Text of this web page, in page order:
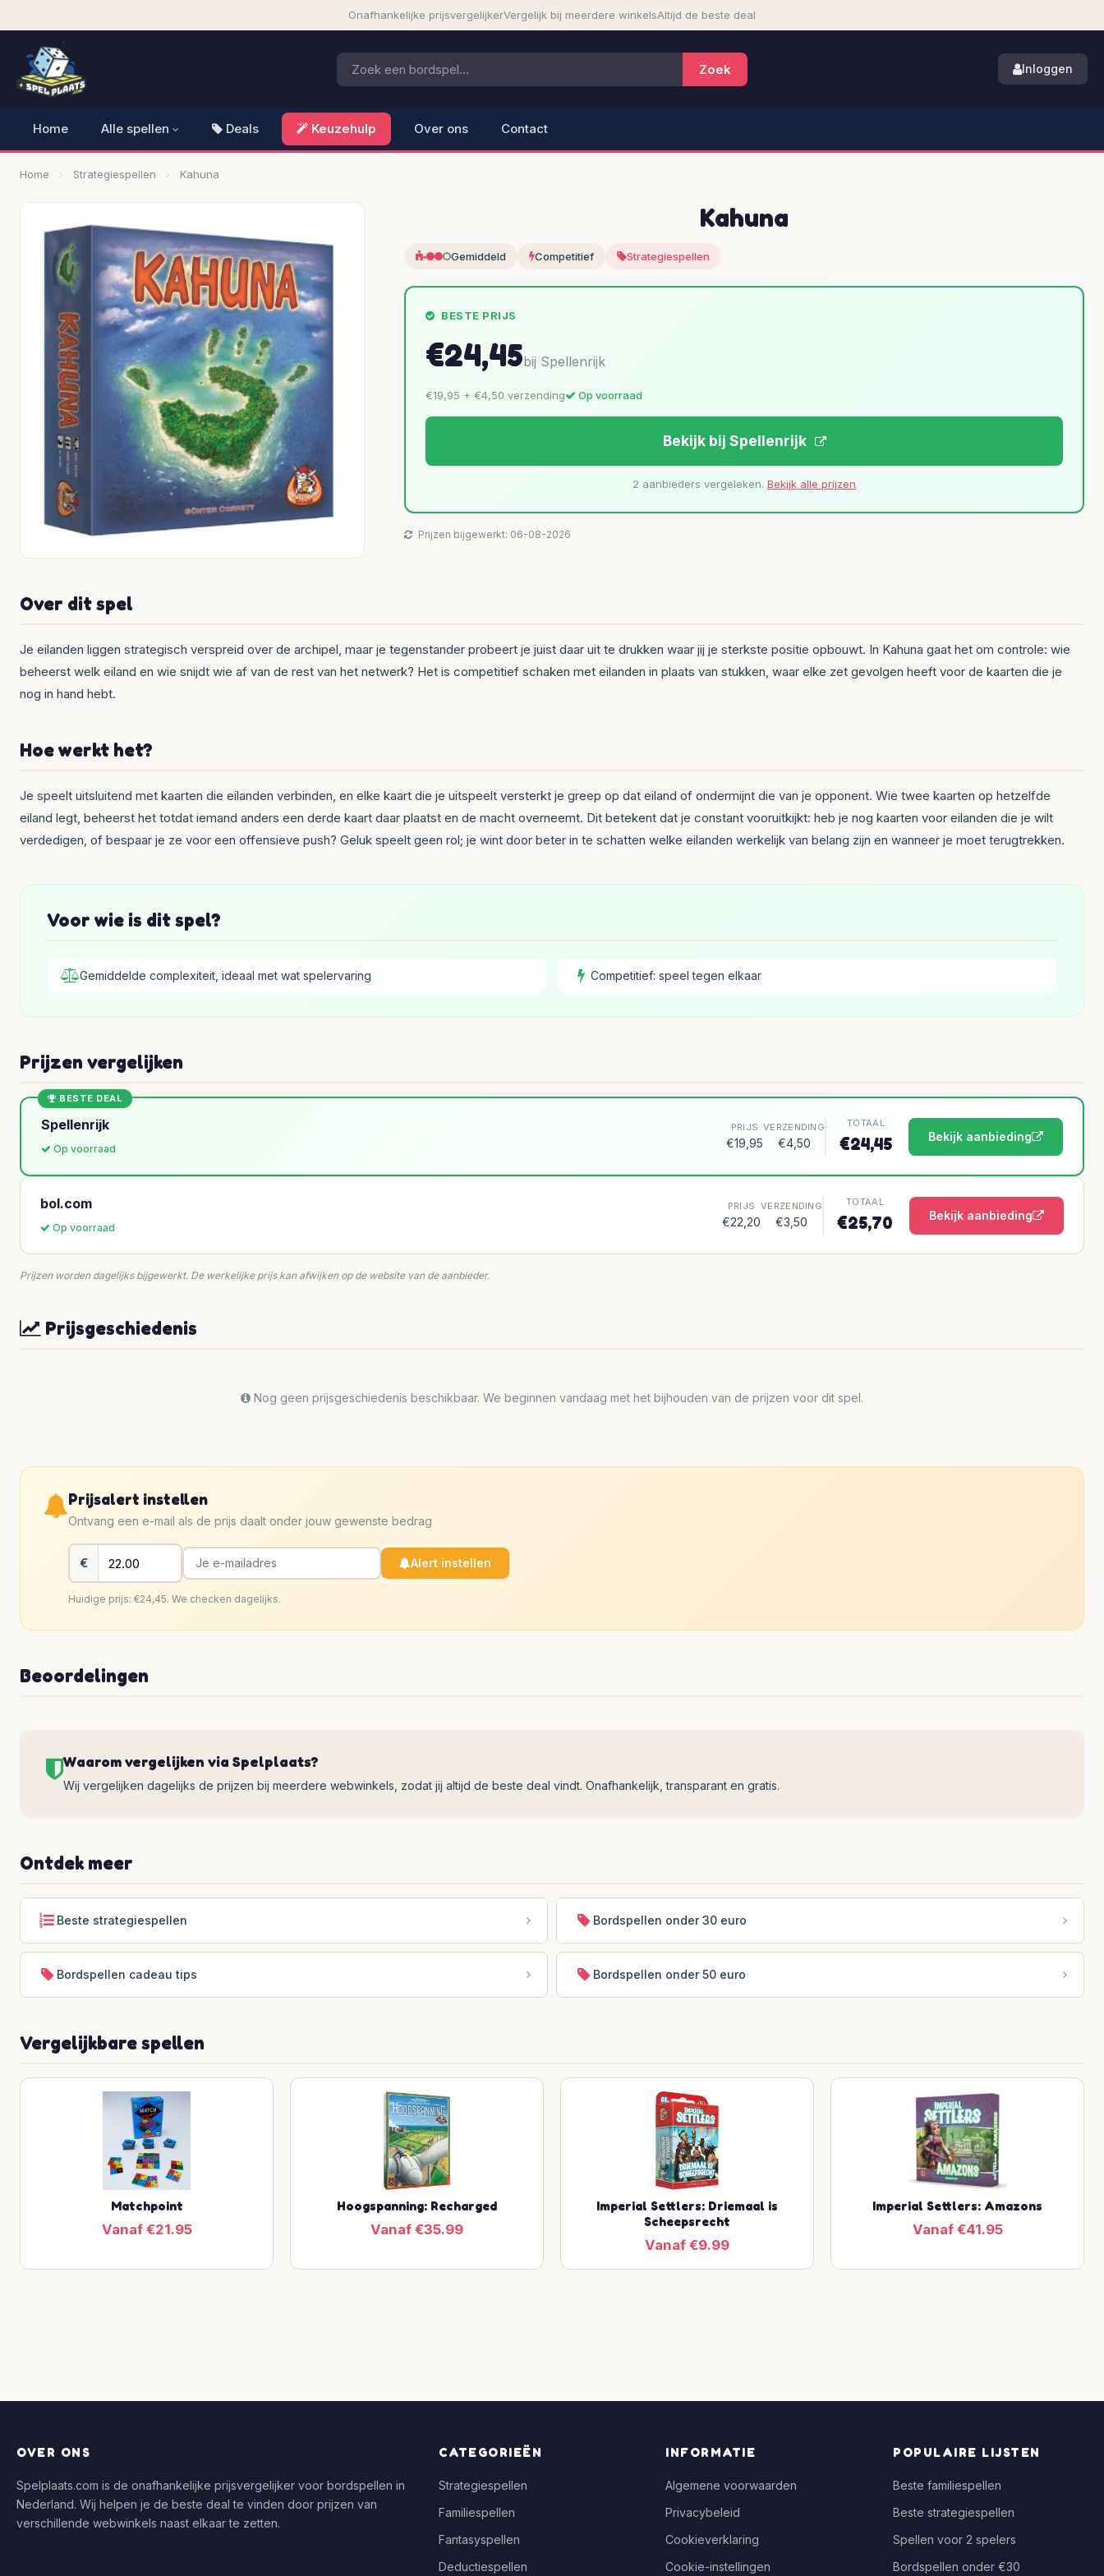
Onafhankelijke prijsvergelijkerVergelijk bij meerdere winkelsAltijd de beste deal
Inloggen
Home Alle spellen Deals Keuzehulp Over ons Contact
Home Strategiespellen Kahuna
Kahuna
Gemiddeld Competitief Strategiespellen
BESTE PRIJS
€24,45bij Spellenrijk
€19,95 + €4,50 verzending Op voorraad
Bekijk bij Spellenrijk
2 aanbieders vergeleken. Bekijk alle prijzen
Prijzen bijgewerkt: 06-08-2026
Over dit spel
Je eilanden liggen strategisch verspreid over de archipel, maar je tegenstander probeert je juist daar uit te drukken waar jij je sterkste positie opbouwt. In Kahuna gaat het om controle: wie
beheerst welk eiland en wie snijdt wie af van de rest van het netwerk? Het is competitief schaken met eilanden in plaats van stukken, waar elke zet gevolgen heeft voor de kaarten die je
nog in hand hebt.
Hoe werkt het?
Je speelt uitsluitend met kaarten die eilanden verbinden, en elke kaart die je uitspeelt versterkt je greep op dat eiland of ondermijnt die van je opponent. Wie twee kaarten op hetzelfde
eiland legt, beheerst het totdat iemand anders een derde kaart daar plaatst en de macht overneemt. Dit betekent dat je constant vooruitkijkt: heb je nog kaarten voor eilanden die je wilt
verdedigen, of bespaar je ze voor een offensieve push? Geluk speelt geen rol; je wint door beter in te schatten welke eilanden werkelijk van belang zijn en wanneer je moet terugtrekken.
Voor wie is dit spel?
Gemiddelde complexiteit, ideaal met wat spelervaring Competitief: speel tegen elkaar
Prijzen vergelijken
BESTE DEAL
Spellenrijk
Op voorraad
PRIJS
€19,95
VERZENDING
€4,50
TOTAAL
€24,45 Bekijk aanbieding
bol.com
Op voorraad
PRIJS
€22,20
VERZENDING
€3,50
TOTAAL
€25,70 Bekijk aanbieding
Prijzen worden dagelijks bijgewerkt. De werkelijke prijs kan afwijken op de website van de aanbieder.
Prijsgeschiedenis
Nog geen prijsgeschiedenis beschikbaar. We beginnen vandaag met het bijhouden van de prijzen voor dit spel.
Prijsalert instellen
Ontvang een e-mail als de prijs daalt onder jouw gewenste bedrag
€ Alert instellen
Huidige prijs: €24,45. We checken dagelijks.
Beoordelingen
Waarom vergelijken via Spelplaats?
Wij vergelijken dagelijks de prijzen bij meerdere webwinkels, zodat jij altijd de beste deal vindt. Onafhankelijk, transparant en gratis.
Ontdek meer
Beste strategiespellen Bordspellen onder 30 euro
Bordspellen cadeau tips Bordspellen onder 50 euro
Vergelijkbare spellen
Matchpoint
Vanaf €21.95
Hoogspanning: Recharged
Vanaf €35.99
Imperial Settlers: Driemaal is
Scheepsrecht
Vanaf €9.99
Imperial Settlers: Amazons
Vanaf €41.95
OVER ONS
Spelplaats.com is de onafhankelijke prijsvergelijker voor bordspellen in
Nederland. Wij helpen je de beste deal te vinden door prijzen van
verschillende webwinkels naast elkaar te zetten.
CATEGORIEËN
Strategiespellen
Familiespellen
Fantasyspellen
Deductiespellen
INFORMATIE
Algemene voorwaarden
Privacybeleid
Cookieverklaring
Cookie-instellingen
POPULAIRE LIJSTEN
Beste familiespellen
Beste strategiespellen
Spellen voor 2 spelers
Bordspellen onder €30